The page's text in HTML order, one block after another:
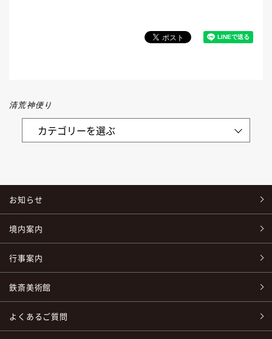
清荒神便り
お知らせ
境内案内
行事案内
鉄斎美術館
よくあるご質問